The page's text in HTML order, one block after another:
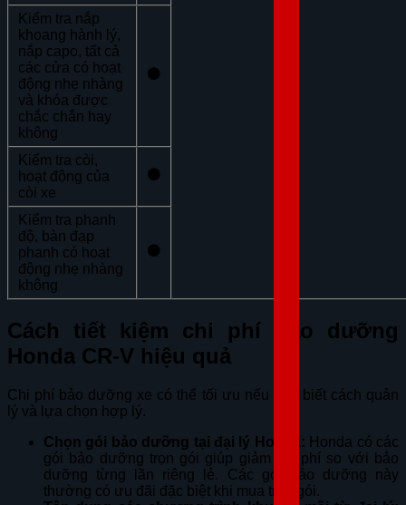
Kiểm tra nắp
khoang hành lý,
nắp capo, tất cả
các cửa có hoạt
động nhẹ nhàng
và khóa được
chắc chắn hay
không
⚫
Kiểm tra còi,
hoạt động của
còi xe
⚫
Kiểm tra phanh
độ, bàn đạp
phanh có hoạt
động nhẹ nhàng
không
⚫
Cách tiết kiệm chi phí bảo dưỡng
Honda CR-V hiệu quả
Chi phí bảo dưỡng xe có thể tối ưu nếu bạn biết cách quản
lý và lựa chọn hợp lý.
Chọn gói bảo dưỡng tại đại lý Honda: Honda có các
gói bảo dưỡng trọn gói giúp giảm chi phí so với bảo
dưỡng từng lần riêng lẻ. Các gói bảo dưỡng này
thường có ưu đãi đặc biệt khi mua trọn gói.